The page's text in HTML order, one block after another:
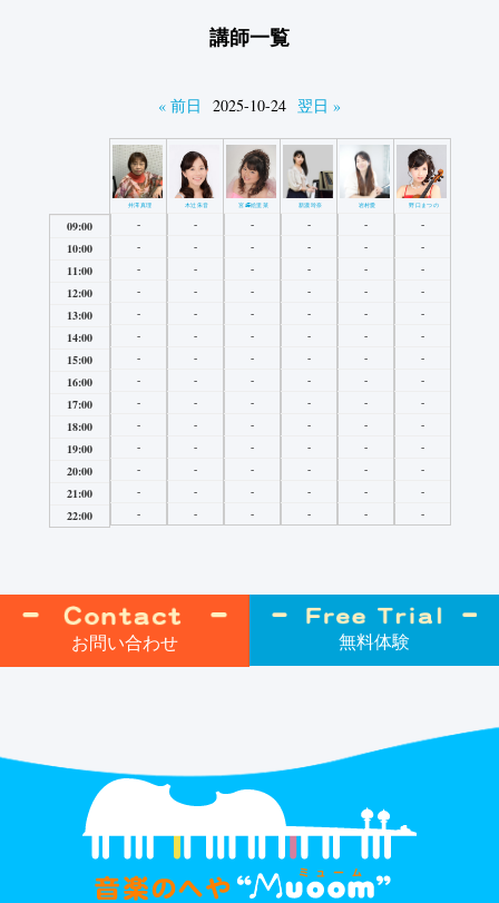
講師一覧
« 前日 2025-10-24 翌日 »
09:00
10:00
11:00
12:00
13:00
14:00
15:00
16:00
17:00
18:00
19:00
20:00
21:00
22:00
井澤真理
-
-
-
-
-
-
-
-
-
-
-
-
-
-
木辻朱音
-
-
-
-
-
-
-
-
-
-
-
-
-
-
宮﨑絵里菜
-
-
-
-
-
-
-
-
-
-
-
-
-
-
新濃玲奈
-
-
-
-
-
-
-
-
-
-
-
-
-
-
岩村愛
-
-
-
-
-
-
-
-
-
-
-
-
-
-
野口まつの
-
-
-
-
-
-
-
-
-
-
-
-
-
-
お問い合わせ 無料体験